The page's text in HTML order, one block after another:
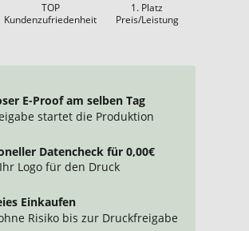
TOP
Kundenzufriedenheit
1. Platz
Preis/Leistung
E-Proof am selben Tag
startet die Produktion
Datencheck für 0,00€
Logo für den Druck
Einkaufen
Risiko bis zur Druckfreigabe